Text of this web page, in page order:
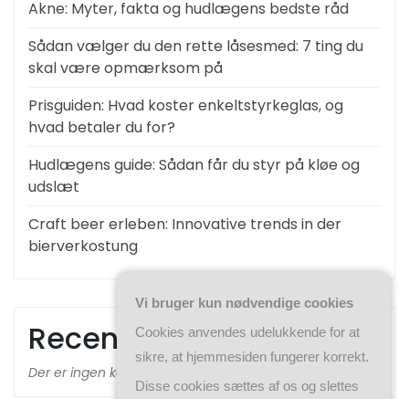
Akne: Myter, fakta og hudlægens bedste råd
Sådan vælger du den rette låsesmed: 7 ting du
skal være opmærksom på
Prisguiden: Hvad koster enkeltstyrkeglas, og
hvad betaler du for?
Hudlægens guide: Sådan får du styr på kløe og
udslæt
Craft beer erleben: Innovative trends in der
bierverkostung
Recent Comments
Der er ingen kommentarer at vise.
Vi bruger kun nødvendige cookies
Cookies anvendes udelukkende for at
sikre, at hjemmesiden fungerer korrekt.
Disse cookies sættes af os og slettes